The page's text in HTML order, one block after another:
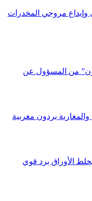
مروجي المخدرات
من المسؤول عن
يردون مغربية
الأوراق برد قوي